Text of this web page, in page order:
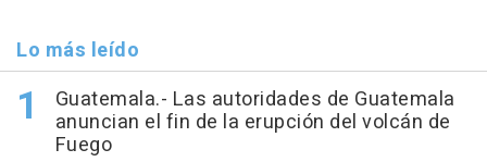
Lo más leído
Guatemala.- Las autoridades de Guatemala
anuncian el fin de la erupción del volcán de
Fuego